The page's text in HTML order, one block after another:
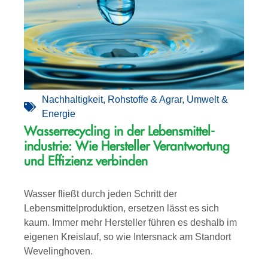
Nachhaltigkeit, Rohstoffe & Agrar, Umwelt &
Energie
Wasserrecycling in der Lebensmittel­­
industrie: Wie Hersteller Verantwortung
und Effizienz verbinden
Wasser fließt durch jeden Schritt der
Lebensmittelproduktion, ersetzen lässt es sich
kaum. Immer mehr Hersteller führen es deshalb im
eigenen Kreislauf, so wie Intersnack am Standort
Wevelinghoven.